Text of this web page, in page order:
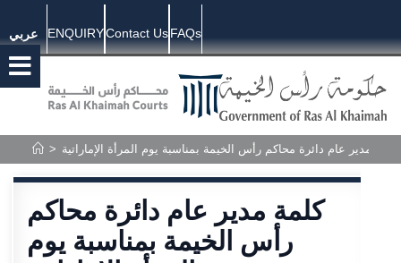
عربي ENQUIRYContact UsFAQs
> كلمة مدير عام دائرة محاكم رأس الخيمة بمناسبة يوم المرأة الإماراتية
كلمة مدير عام دائرة محاكم
رأس الخيمة بمناسبة يوم